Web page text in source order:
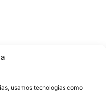
usamos tecnologias como